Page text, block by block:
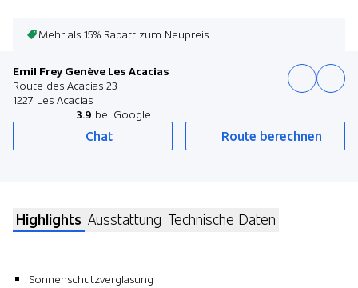
Mehr als 15% Rabatt zum Neupreis
Emil Frey Genève Les Acacias
Route des Acacias 23
1227 Les Acacias
3.9 bei Google
Chat Route berechnen
Highlights Ausstattung Technische Daten
Sonnenschutzverglasung